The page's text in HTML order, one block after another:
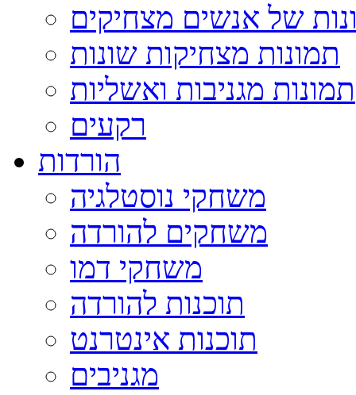
של אנשים מצחיקים
תמונות מצחיקות שונות
תמונות מגניבות ואשליות
רקעים
הורדות
משחקי נוסטלגיה
משחקים להורדה
משחקי דמו
תוכנות להורדה
תוכנות אינטרנט
מגניבים